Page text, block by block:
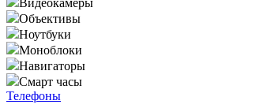
Видеокамеры
Объективы
Ноутбуки
Моноблоки
Навигаторы
Смарт часы
Телефоны